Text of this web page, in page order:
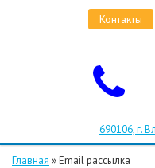
Контакты
690106, г.
Главная »Email рассылка